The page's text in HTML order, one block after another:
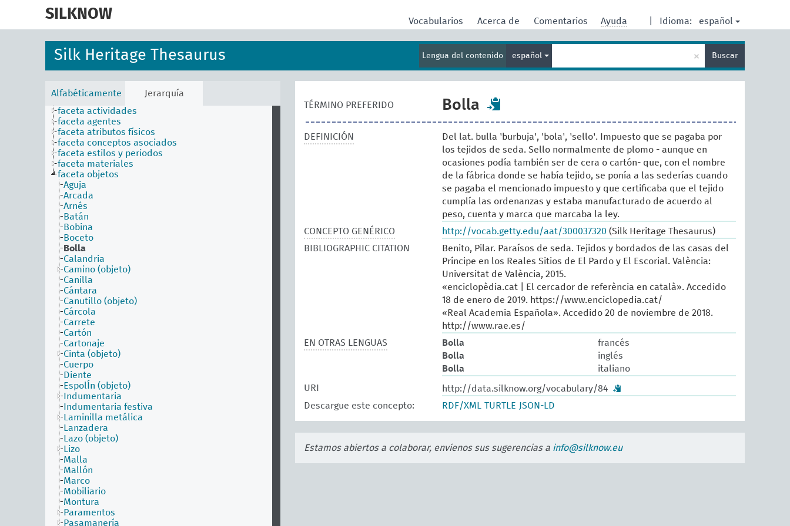
SILKNOW Idioma: español
Vocabularios Acerca de Comentarios Ayuda
Silk Heritage Thesaurus Lengua del contenido español
term
× Buscar
Alfabéticamente
Jerarquía
faceta actividades
faceta agentes
faceta atributos físicos
faceta conceptos asociados
faceta estilos y periodos
faceta materiales
faceta objetos
Aguja
Arcada
Arnés
Batán
Bobina
Boceto
Bolla
Calandria
Camino (objeto)
Canilla
Cántara
Canutillo (objeto)
Cárcola
Carrete
Cartón
Cartonaje
Cinta (objeto)
Cuerpo
Diente
EspolÍn (objeto)
Indumentaria
Indumentaria festiva
Laminilla metálica
Lanzadera
Lazo (objeto)
Lizo
Malla
Mallón
Marco
Mobiliario
Montura
Paramentos
Pasamanería
TÉRMINO PREFERIDO Bolla
DEFINICIÓN
Del lat. bulla 'burbuja', 'bola', 'sello'. Impuesto que se pagaba por
los tejidos de seda. Sello normalmente de plomo - aunque en
ocasiones podía también ser de cera o cartón- que, con el nombre
de la fábrica donde se había tejido, se ponía a las sederías cuando
se pagaba el mencionado impuesto y que certificaba que el tejido
cumplía las ordenanzas y estaba manufacturado de acuerdo al
peso, cuenta y marca que marcaba la ley.
CONCEPTO GENÉRICO
http://vocab.getty.edu/aat/300037320 (Silk Heritage Thesaurus)
BIBLIOGRAPHIC CITATION
Benito, Pilar. Paraísos de seda. Tejidos y bordados de las casas del
Príncipe en los Reales Sitios de El Pardo y El Escorial. València:
Universitat de València, 2015.
«enciclopèdia.cat | El cercador de referència en català». Accedido
18 de enero de 2019. https://www.enciclopedia.cat/
«Real Academia Española». Accedido 20 de noviembre de 2018.
http://www.rae.es/
EN OTRAS LENGUAS
Bolla
francés
Bolla
inglés
Bolla
italiano
URI
http://data.silknow.org/vocabulary/84
Descargue este concepto:
RDF/XML TURTLE JSON-LD
Estamos abiertos a colaborar, envíenos sus sugerencias a info@silknow.eu